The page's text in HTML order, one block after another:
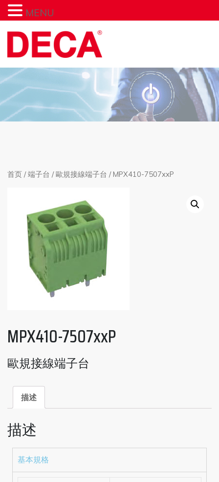
首页 /端子台 /歐規接線端子台 / MPX410-7507xxP
MPX410-7507xxP
歐規接線端子台
描述
描述
基本規格
MENU